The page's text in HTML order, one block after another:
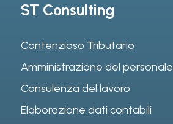
ST Consulting
Contenzioso Tributario
Amministrazione del personale
Consulenza del lavoro
Elaborazione dati contabili